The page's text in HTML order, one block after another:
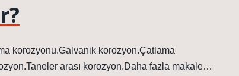
korozyonu.Galvanik korozyon.Çatlama
arası korozyon.Daha fazla makale…